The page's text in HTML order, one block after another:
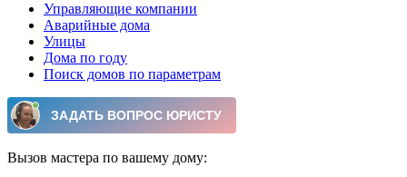
Главное меню
Управляющие компании
Аварийные дома
Улицы
Дома по году
Поиск домов по параметрам
Вызов мастера по вашему дому: